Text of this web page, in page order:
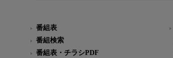
番組表
番組検索
番組表・チラシPDF